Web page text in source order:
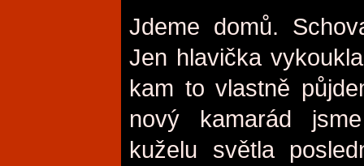
Jdeme domů.
Jen hlavička
kam to vlastně
nový kamarád
kuželu světla